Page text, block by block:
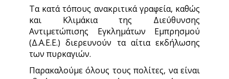
Τα κατά τόπους ανακριτικά γραφεία, καθώς
και Κλιμάκια της Διεύθυνσης
Αντιμετώπισης Εγκλημάτων Εμπρησμού
(Δ.Α.Ε.Ε.) διερευνούν τα αίτια εκδήλωσης
των πυρκαγιών.
Παρακαλούμε όλους τους πολίτες, να είναι